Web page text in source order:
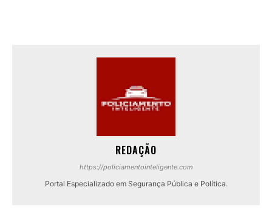
REDAÇÃO
https://policiamentointeligente.com
Portal Especializado em Segurança Pública e Política.